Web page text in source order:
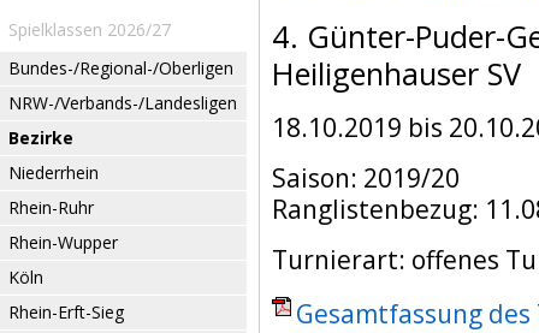
Spielklassen 2026/27
Bundes-/Regional-/Oberligen
NRW-/Verbands-/Landesligen
Bezirke
Niederrhein
Rhein-Ruhr
Rhein-Wupper
Köln
Rhein-Erft-Sieg
4. Günter-Puder-
Heiligenhauser SV
18.10.2019 bis
Saison: 2019/20
Ranglistenbezug:
Turnierart: offenes
Gesamtfassung